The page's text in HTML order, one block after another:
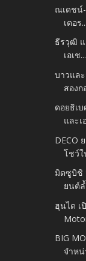
ณเดชน์
เตอร...
ธีรวุฒิ
เอเช...
บาวแล
สองก
ดอยธิเ
และเ
DECO
โชว์ใ
มิตซูบิชิ
ยนต์ล้
ฮุนได เ
BIG
จำห